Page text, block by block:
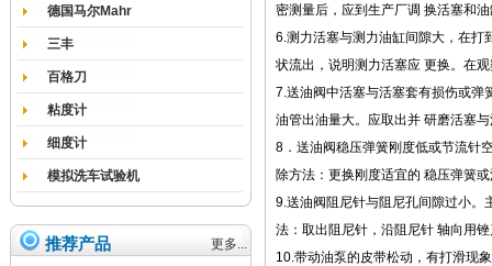
德国马尔Mahr
三丰
百格刀
粘度计
细度计
模拟洗车试验机
推荐产品 更多...
密测量后，应到生产厂调 换活塞和
6.测力活塞与测力油缸间隙大，在打
状流出，说明测力活塞应 更换。在
7.送油阀中活塞与活塞套有损伤或弹
油管出油量大。应取出并 研磨活塞
8．送油阀稳压弹簧刚度低或节流针
除方法：更换刚度适宜的 稳压弹簧
9.送油阀阻尼针与阻尼孔间隙过小。
法：取出阻尼针，沿阻尼针 轴向用
10.带动油泵的皮带松动，有打滑现